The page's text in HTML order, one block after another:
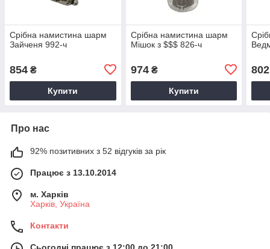
Срібна намистина шарм
Зайченя 992-ч
854 ₴
Купити
Срібна намистина шарм
Мішок з $$$ 826-ч
974₴
Купити
802
Про нас
92% позитивних з 52 відгуків за рік
Працює з 13.10.2014
м. Харків
Харків, Україна
Контакти